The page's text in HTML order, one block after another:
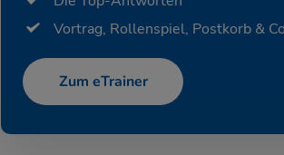
Vortrag, Rollenspiel, Postkorb &
Zum eTrainer